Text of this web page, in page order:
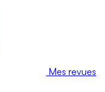
Mes revues